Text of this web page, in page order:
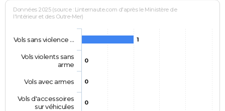
Données 2025 (source : Linternaute.com d'après le Ministère de
l'Intérieur et des Outre-Mer)
1
0
0
0
Vols sans violence …
Vols violents sans
arme
Vols avec armes
Vols d'accessoires
sur véhicules